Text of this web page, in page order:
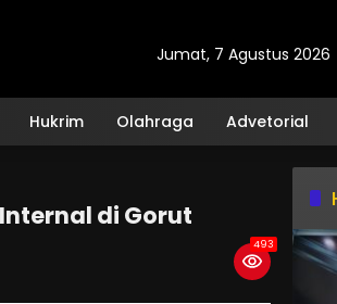
Jumat, 7 Agustus 2026
Hukrim Olahraga Advetorial
di Gorut
493